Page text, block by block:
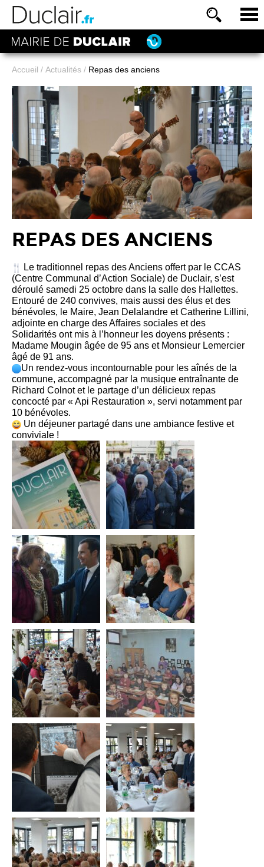
Accueil / Actualités / Repas des anciens
REPAS DES ANCIENS
Le traditionnel repas des Anciens offert par le CCAS
(Centre Communal d’Action Sociale) de Duclair, s’est
déroulé samedi 25 octobre dans la salle des Hallettes.
Entouré de 240 convives, mais aussi des élus et des
bénévoles, le Maire, Jean Delalandre et Catherine Lillini,
adjointe en charge des Affaires sociales et des
Solidarités ont mis à l’honneur les doyens présents :
Madame Mougin âgée de 95 ans et Monsieur Lemercier
âgé de 91 ans.
Un rendez-vous incontournable pour les aînés de la
commune, accompagné par la musique entraînante de
Richard Colnot et le partage d’un délicieux repas
concocté par « Api Restauration », servi notamment par
10 bénévoles.
Un déjeuner partagé dans une ambiance festive et
conviviale !